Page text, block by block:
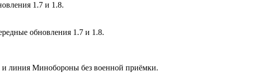
1.7 и 1.8.
обновления 1.7 и 1.8.
линия Минобороны без военной приёмки.